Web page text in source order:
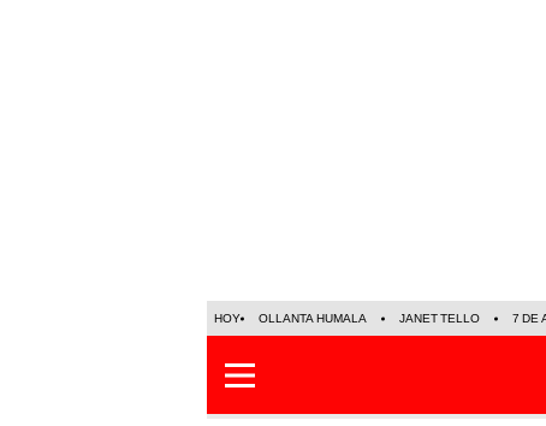
HOY OLLANTA HUMALA JANET TELLO 7 DE